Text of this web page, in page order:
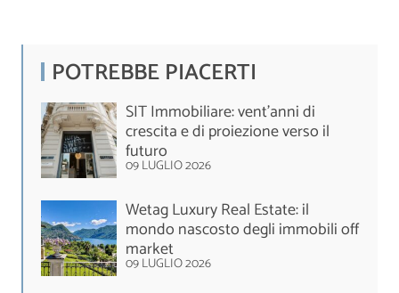
POTREBBE PIACERTI
SIT Immobiliare: vent’anni di
crescita e di proiezione verso il
futuro
09 LUGLIO 2026
Wetag Luxury Real Estate: il
mondo nascosto degli immobili off
market
09 LUGLIO 2026